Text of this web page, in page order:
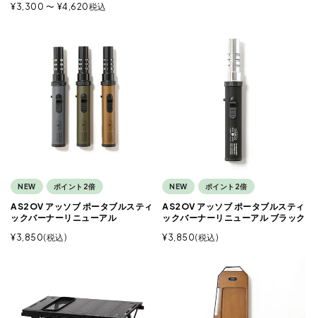
¥3,300 〜 ¥4,620税込
NEW ポイント2倍
AS2OV アッソブ ポータブルスティ
ックバーナーリニューアル
¥3,850 税込
NEW ポイント2倍
AS2OV アッソブ ポータブルスティ
ックバーナーリニューアル ブラック
¥3,850 税込